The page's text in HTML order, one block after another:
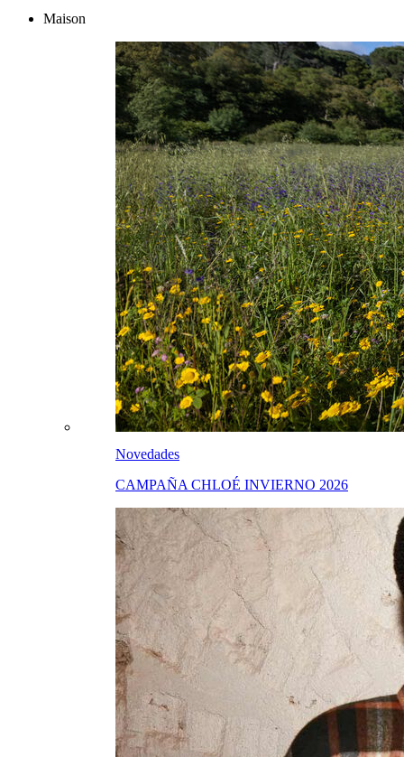
Maison
Novedades
CAMPAÑA CHLOÉ INVIERNO 2026